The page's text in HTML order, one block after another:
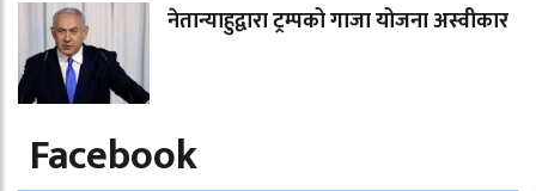
नेतान्याहुद्वारा ट्रम्पको गाजा योजना अस्वीकार
Facebook